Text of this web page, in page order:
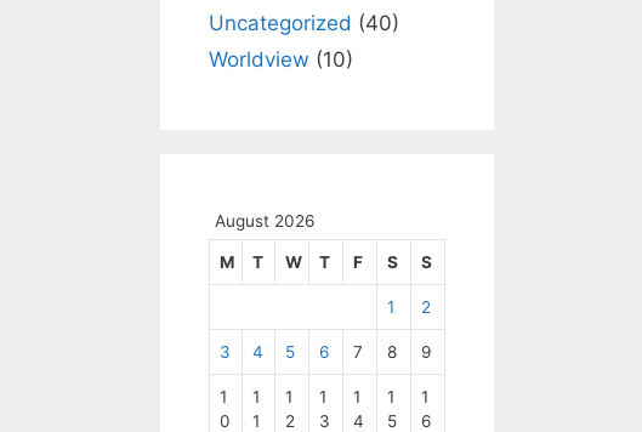
Uncategorized (40)
Worldview (10)
August 2026
M T W T F S S
1 2
3 4 5 6 7 8 9
1
0
1
1
1
2
1
3
1
4
1
5
1
6